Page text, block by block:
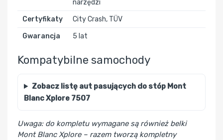
narzędzi
Certyfikaty
City Crash, TÜV
Gwarancja
5 lat
Kompatybilne samochody
Zobacz listę aut pasujących do stóp Mont
Blanc Xplore 7507
Uwaga: do kompletu wymagane są również belki
Mont Blanc Xplore – razem tworzą kompletny